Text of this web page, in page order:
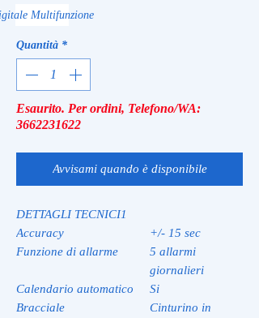
Multifunzione
Quantità *
Esaurito. Per ordini, Telefono/WA:
3662231622
Avvisami quando è disponibile
DETTAGLI TECNICI1
Accuracy
+/- 15 sec
Funzione di allarme
5 allarmi
giornalieri
Calendario automatico
Si
Bracciale
Cinturino in